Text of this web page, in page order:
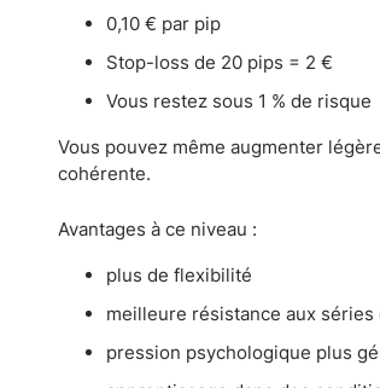
0,10 € par pip
Stop-loss de 20 pips = 2 €
Vous restez sous 1 % de risque
Vous pouvez même augmenter
cohérente.
Avantages à ce niveau :
plus de flexibilité
meilleure résistance aux séries
pression psychologique plus